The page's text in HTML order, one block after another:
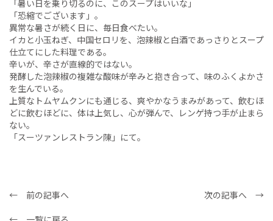
「暑い日を乗り切るのに、このスープはいいな」
「恐縮でございます」。
異常な暑さが続く日に、毎日食べたい。
イカと小玉ねぎ、中国セロリを、泡辣椒と白酒であっさりとスープ
仕立てにした料理である。
辛いが、辛さが直線的ではない。
発酵した泡辣椒の複雑な酸味が辛みと抱き合って、味のふくよかさ
を生んでいる。
上質なトムヤムクンにも通じる、爽やかなうまみがあって、飲むほ
どに飲むほどに、体は上気し、心が弾んで、レンゲ持つ手が止まら
ない。
「スーツァンレストラン陳」にて。
← 前の記事へ
次の記事へ →